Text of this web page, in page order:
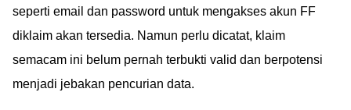
seperti email dan password untuk mengakses akun FF
diklaim akan tersedia. Namun perlu dicatat, klaim
semacam ini belum pernah terbukti valid dan berpotensi
menjadi jebakan pencurian data.